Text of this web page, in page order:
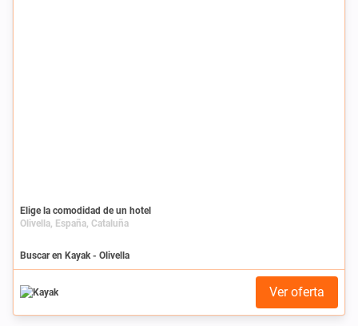
Elige la comodidad de un hotel
Olivella, España, Cataluña
Buscar en Kayak - Olivella
Ver oferta